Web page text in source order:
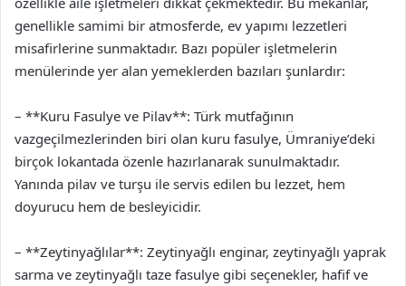
genellikle samimi bir atmosferde, ev yapımı lezzetleri
misafirlerine sunmaktadır. Bazı popüler işletmelerin
menülerinde yer alan yemeklerden bazıları şunlardır:
– **Kuru Fasulye ve Pilav**: Türk mutfağının
vazgeçilmezlerinden biri olan kuru fasulye, Ümraniye’deki
birçok lokantada özenle hazırlanarak sunulmaktadır.
Yanında pilav ve turşu ile servis edilen bu lezzet, hem
doyurucu hem de besleyicidir.
– **Zeytinyağlılar**: Zeytinyağlı enginar, zeytinyağlı yaprak
sarma ve zeytinyağlı taze fasulye gibi seçenekler, hafif ve